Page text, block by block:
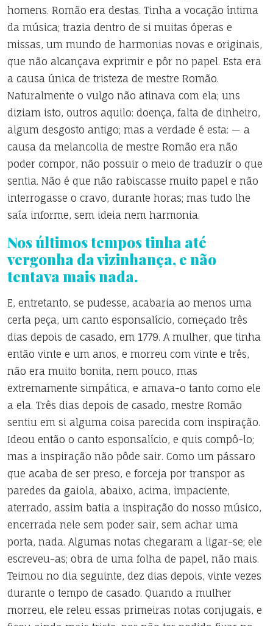
homens. Romão era destas. Tinha a vocação íntima
da música; trazia dentro de si muitas óperas e
missas, um mundo de harmonias novas e originais,
que não alcançava exprimir e pôr no papel. Esta era
a causa única de tristeza de mestre Romão.
Naturalmente o vulgo não atinava com ela; uns
diziam isto, outros aquilo: doença, falta de dinheiro,
algum desgosto antigo; mas a verdade é esta: — a
causa da melancolia de mestre Romão era não
poder compor, não possuir o meio de traduzir o que
sentia. Não é que não rabiscasse muito papel e não
interrogasse o cravo, durante horas; mas tudo lhe
saía informe, sem ideia nem harmonia.
Nos últimos tempos tinha até
vergonha da vizinhança, e não
tentava mais nada.
E, entretanto, se pudesse, acabaria ao menos uma
certa peça, um canto esponsalício, começado três
dias depois de casado, em 1779. A mulher, que tinha
então vinte e um anos, e morreu com vinte e três,
não era muito bonita, nem pouco, mas
extremamente simpática, e amava-o tanto como ele
a ela. Três dias depois de casado, mestre Romão
sentiu em si alguma coisa parecida com inspiração.
Ideou então o canto esponsalício, e quis compô-lo;
mas a inspiração não pôde sair. Como um pássaro
que acaba de ser preso, e forceja por transpor as
paredes da gaiola, abaixo, acima, impaciente,
aterrado, assim batia a inspiração do nosso músico,
encerrada nele sem poder sair, sem achar uma
porta, nada. Algumas notas chegaram a ligar-se; ele
escreveu-as; obra de uma folha de papel, não mais.
Teimou no dia seguinte, dez dias depois, vinte vezes
durante o tempo de casado. Quando a mulher
morreu, ele releu essas primeiras notas conjugais, e